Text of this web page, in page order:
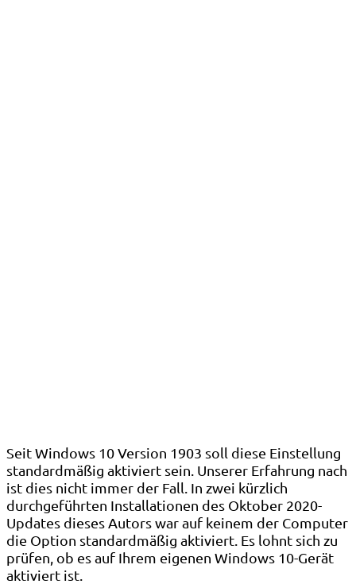
Seit Windows 10 Version 1903 soll diese Einstellung
standardmäßig aktiviert sein. Unserer Erfahrung nach
ist dies nicht immer der Fall. In zwei kürzlich
durchgeführten Installationen des Oktober 2020-
Updates dieses Autors war auf keinem der Computer
die Option standardmäßig aktiviert. Es lohnt sich zu
prüfen, ob es auf Ihrem eigenen Windows 10-Gerät
aktiviert ist.